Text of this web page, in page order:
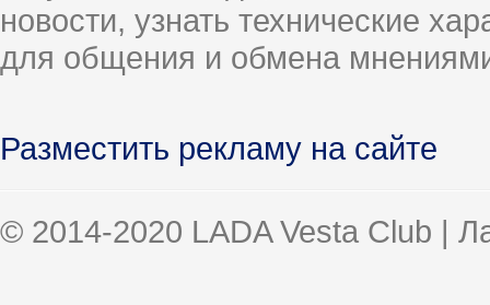
новости, узнать технические
для общения и обмена
Разместить рекламу на сайте
© 2014-2020 LADA Vesta Club |